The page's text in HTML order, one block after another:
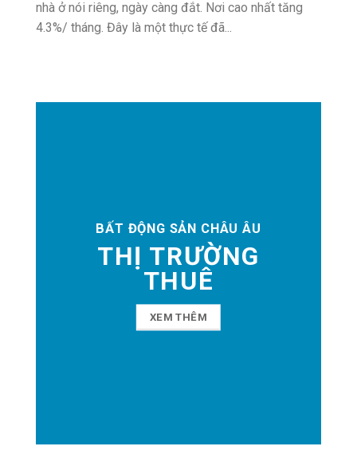
nhà ở nói riêng, ngày càng đắt. Nơi cao nhất tăng
4.3%/ tháng. Đây là một thực tế đã...
BẤT ĐỘNG SẢN CHÂU ÂU
THỊ TRƯỜNG
THUÊ
XEM THÊM